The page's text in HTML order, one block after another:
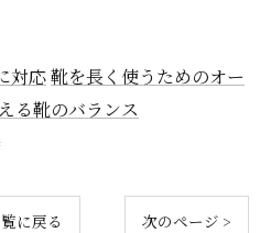
対応靴を長く使うためのオー
る靴のバランス
に戻る 次のページ >